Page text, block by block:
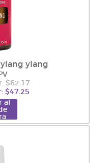
ylang
$62.17
$47.25
al